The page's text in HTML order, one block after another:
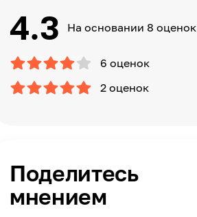
4.3 На основании 8 оценок
6 оценок
2 оценок
Поделитесь
мнением